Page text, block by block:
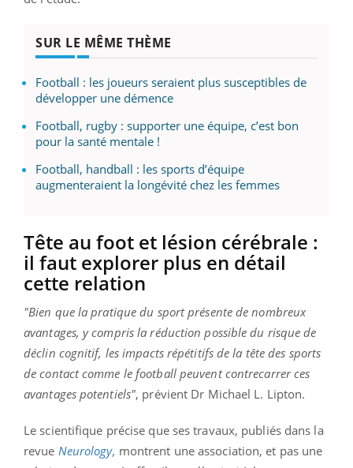
SUR LE MÊME THÈME
Football : les joueurs seraient plus susceptibles de
développer une démence
Football, rugby : supporter une équipe, c’est bon
pour la santé mentale !
Football, handball : les sports d’équipe
augmenteraient la longévité chez les femmes
Tête au foot et lésion cérébrale :
il faut explorer plus en détail
cette relation
"Bien que la pratique du sport présente de nombreux
avantages, y compris la réduction possible du risque de
déclin cognitif, les impacts répétitifs de la tête des sports
de contact comme le football peuvent contrecarrer ces
avantages potentiels", prévient Dr Michael L. Lipton.
Le scientifique précise que ses travaux, publiés dans la
revue Neurology, montrent une association, et pas une